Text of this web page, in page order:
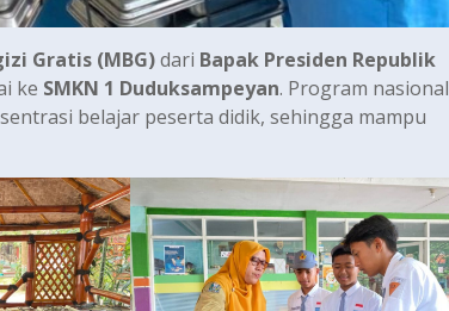
Gratis (MBG)dari Bapak Presiden Republik
ke SMKN 1 Duduksampeyan. Program nasional
belajar peserta didik, sehingga mampu